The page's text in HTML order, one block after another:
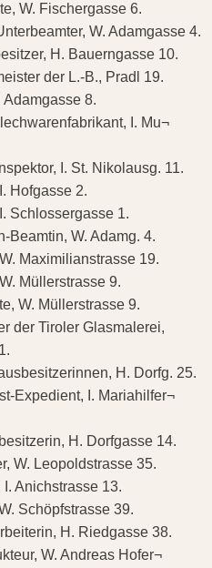
W. Fischergasse 6.
W. Adamgasse 4.
H. Bauerngasse 10.
der L.-B., Pradl 19.
8.
I. Mu¬
I. St. Nikolausg. 11.
Hofgasse 2.
Schlossergasse 1.
Beamtin, W. Adamg. 4.
Maximilianstrasse 19.
Müllerstrasse 9.
W. Müllerstrasse 9.
der Tiroler Glasmalerei,
H. Dorfg. 25.
Expedient, I. Mariahilfer¬
H. Dorfgasse 14.
W. Leopoldstrasse 35.
Anichstrasse 13.
Schöpfstrasse 39.
H. Riedgasse 38.
W. Andreas Hofer¬